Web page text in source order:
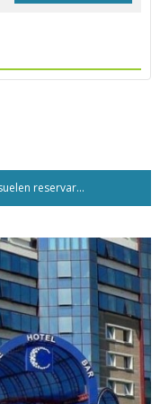
reservar...